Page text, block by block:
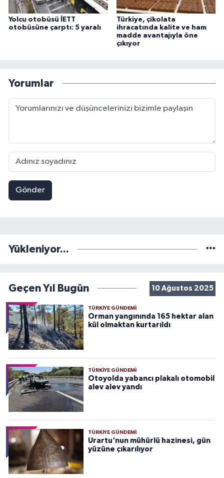
Yolcu otobüsü İETT
otobüsüne çarptı: 5 yaralı
Türkiye, çikolata
ihracatında kalite ve ham
madde avantajıyla öne
çıkıyor
Yorumlar
Gönder
Yükleniyor...
Geçen Yıl Bugün 10 Ağustos 2025
TÜRKIYE GÜNDEMI
Orman yangınında 165 hektar alan
kül olmaktan kurtarıldı
TÜRKIYE GÜNDEMI
Otoyolda yabancı plakalı otomobil
alev alev yandı
TÜRKIYE GÜNDEMI
Urartu'nun mühürlü hazinesi, gün
yüzüne çıkarılıyor